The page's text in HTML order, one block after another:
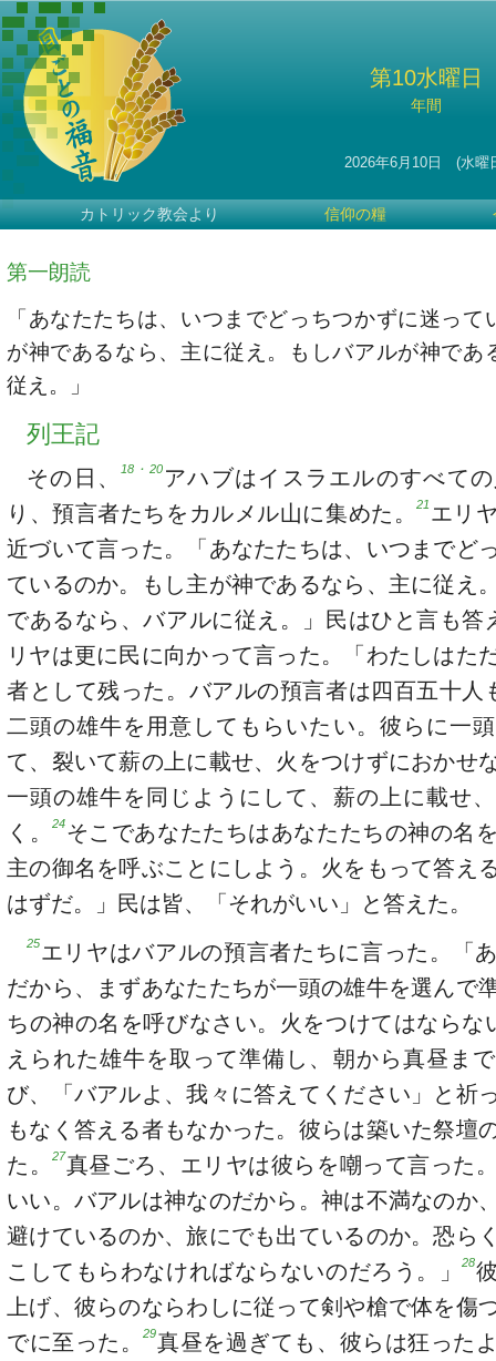
第10水曜日
年間
2026年6月10日 (水曜
カトリック教会より 信仰の糧
第一朗読
「あなたたちは、いつまでどっちつかずに迷って
が神であるなら、主に従え。もしバアルが神であ
従え。」
列王記
その日、18・20アハブはイスラエルのすべて
り、預言者たちをカルメル山に集めた。21 エリ
近づいて言った。「あなたたちは、いつまでど
ているのか。もし主が神であるなら、主に従え
であるなら、バアルに従え。」民はひと言も答
リヤは更に民に向かって言った。「わたしはた
者として残った。バアルの預言者は四百五十人
二頭の雄牛を用意してもらいたい。彼らに一
て、裂いて薪の上に載せ、火をつけずにおかせ
一頭の雄牛を同じようにして、薪の上に載せ
く。24そこであなたたちはあなたたちの神の名
主の御名を呼ぶことにしよう。火をもって答え
はずだ。」民は皆、「それがいい」と答えた。
25エリヤはバアルの預言者たちに言った。「
だから、まずあなたたちが一頭の雄牛を選んで
ちの神の名を呼びなさい。火をつけてはならな
えられた雄牛を取って準備し、朝から真昼ま
び、「バアルよ、我々に答えてください」と祈
もなく答える者もなかった。彼らは築いた祭壇
た。27真昼ごろ、エリヤは彼らを嘲って言った
いい。バアルは神なのだから。神は不満なのか
避けているのか、旅にでも出ているのか。恐ら
こしてもらわなければならないのだろう。」28
上げ、彼らのならわしに従って剣や槍で体を傷
でに至った。29真昼を過ぎても、彼らは狂った